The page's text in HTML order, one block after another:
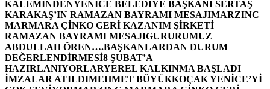
KALEMİNDENYENİCE BELEDİYE BAŞKANI SERTAŞ
KARAKAŞ’IN RAMAZAN BAYRAMI MESAJIMARZINC
MARMARA ÇİNKO GERİ KAZANIM ŞİRKETİ
RAMAZAN BAYRAMI MESAJIGURURUMUZ
ABDULLAH ÖREN….BAŞKANLARDAN DURUM
DEĞERLENDİRMESİ8 ŞUBAT’A
HAZIRLANIYORLARYEREL KALKINMA BAŞLADI
İMZALAR ATILDIMEHMET BÜYÜKKOÇAK YENİCE’Yİ